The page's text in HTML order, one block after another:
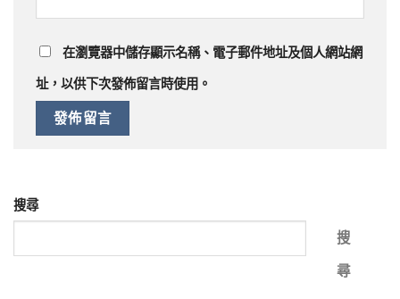
在瀏覽器中儲存顯示名稱、電子郵件地址及個人網站網
址，以供下次發佈留言時使用。
搜尋
搜
尋